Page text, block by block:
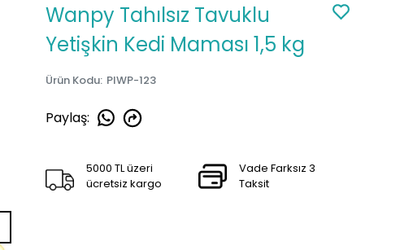
Wanpy Tahılsız Tavuklu
Yetişkin Kedi Maması 1,5 kg
Ürün Kodu: PIWP-123
Paylaş:
5000 TL üzeri
ücretsiz kargo
Vade Farksız 3
Taksit